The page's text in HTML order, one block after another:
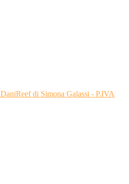
DaniReef di Simona Galassi - P.IVA